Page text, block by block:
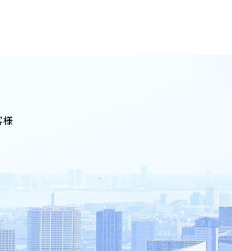
様